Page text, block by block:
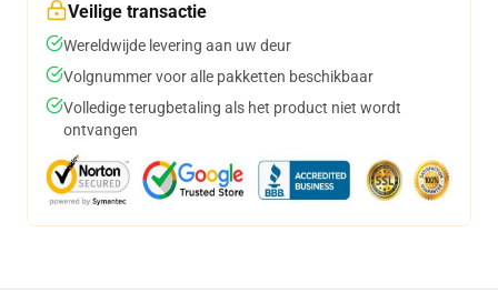
Veilige transactie
Wereldwijde levering aan uw deur
Volgnummer voor alle pakketten beschikbaar
Volledige terugbetaling als het product niet wordt
ontvangen